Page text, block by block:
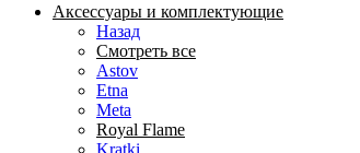
Аксессуары и комплектующие
Назад
Смотреть все
Astov
Etna
Meta
Royal Flame
Kratki